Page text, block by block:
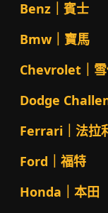
Benz｜賓士
Bmw｜寶馬
Chevrolet｜
Dodge
Ferrari｜法拉
Ford｜福特
Honda｜本田